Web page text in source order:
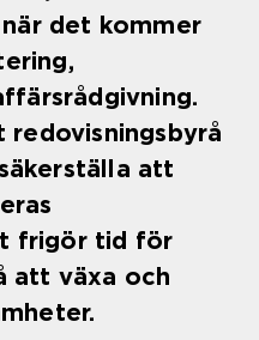
det kommer
att
frigör tid för
att växa och